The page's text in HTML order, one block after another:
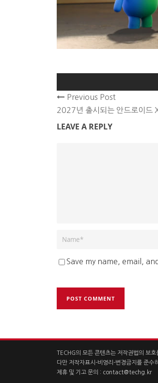
Previous Post
2027년 출시되는 안드로이드
LEAVE A REPLY
Save my name, email,
TECHG의 모든 콘텐츠는 저작권법의 보호
다만 저작자표시-비영리-변경금지를 준수
제휴 및 기고 문의 : contact@techg.kr